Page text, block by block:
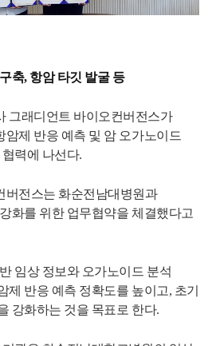
축, 항암 타깃 발굴 등
그래디언트 바이오컨버전스가
암제 반응 예측 및 암 오가노이드
력에 나선다.
버전스는 화순전남대병원과
화를 위한 업무협약을 체결했다고
임상 정보와 오가노이드 분석
제 반응 예측 정확도를 높이고, 초기
강화하는 것을 목표로 한다.